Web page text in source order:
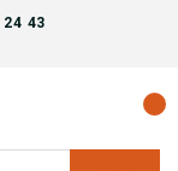
24 43